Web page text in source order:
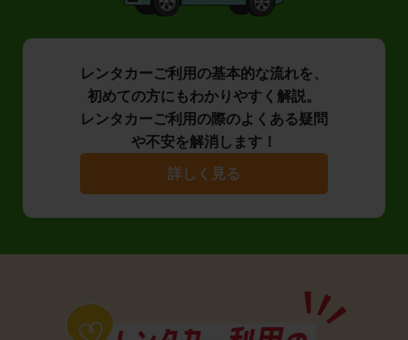
レンタカーご利用の基本的な流れを、
初めての方にもわかりやすく解説。
レンタカーご利用の際のよくある疑問
や不安を解消します！
詳しく見る